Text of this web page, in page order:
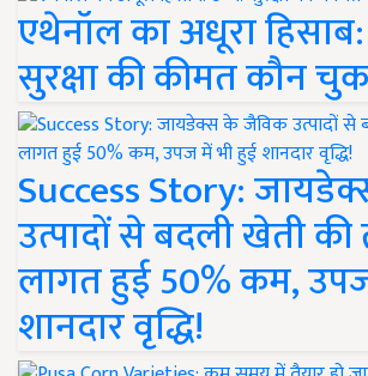
एथेनॉल का अधूरा
सुरक्षा की कीमत कौन
Success Story:
उत्पादों से बदली खेती की
लागत हुई 50% कम,
शानदार वृद्धि!